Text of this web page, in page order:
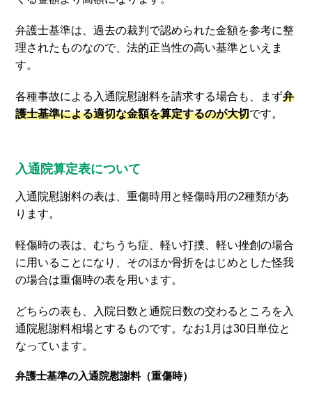
弁護士基準は、過去の裁判で認められた金額を参考に整
理されたものなので、法的正当性の高い基準といえま
す。
各種事故による入通院慰謝料を請求する場合も、まず弁
護士基準による適切な金額を算定するのが大切です。
入通院算定表について
入通院慰謝料の表は、重傷時用と軽傷時用の2種類があ
ります。
軽傷時の表は、むちうち症、軽い打撲、軽い挫創の場合
に用いることになり、そのほか骨折をはじめとした怪我
の場合は重傷時の表を用います。
どちらの表も、入院日数と通院日数の交わるところを入
通院慰謝料相場とするものです。なお1月は30日単位と
なっています。
弁護士基準の入通院慰謝料（重傷時）